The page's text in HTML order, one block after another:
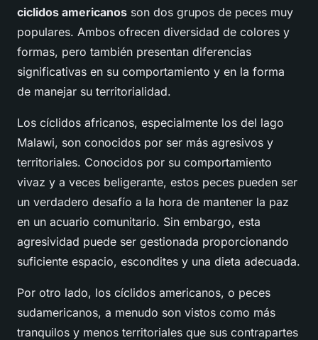
ciclidos americanos son dos grupos de peces muy
populares. Ambos ofrecen diversidad de colores y
formas, pero también presentan diferencias
significativas en su comportamiento y en la forma
de manejar su territorialidad.
Los cíclidos africanos, especialmente los del lago
Malawi, son conocidos por ser más agresivos y
territoriales. Conocidos por su comportamiento
vivaz y a veces beligerante, estos peces pueden ser
un verdadero desafío a la hora de mantener la paz
en un acuario comunitario. Sin embargo, esta
agresividad puede ser gestionada proporcionando
suficiente espacio, escondites y una dieta adecuada.
Por otro lado, los cíclidos americanos, o peces
sudamericanos, a menudo son vistos como más
tranquilos y menos territoriales que sus contrapartes